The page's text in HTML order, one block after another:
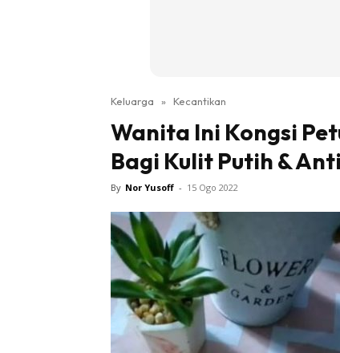
Keluarga » Kecantikan
Wanita Ini Kongsi
Bagi Kulit Putih &
By Nor Yusoff - 15 Ogo 2022